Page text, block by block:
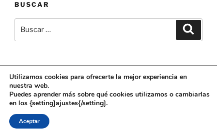
BUSCAR
por:
FacebookInstagram
electrónico
Funciona gracias a WordPress
Utilizamos cookies para ofrecerte la mejor experiencia en
nuestra web.
Puedes aprender más sobre qué cookies utilizamos o cambiarlas
en los {setting]ajustes{/setting].
Aceptar